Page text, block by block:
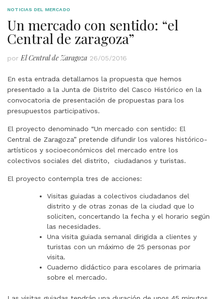
NOTICIAS DEL MERCADO
Un mercado con sentido: “el
Central de zaragoza”
por El Central de Zaragoza 26/05/2016
En esta entrada detallamos la propuesta que hemos
presentado a la Junta de Distrito del Casco Histórico en la
convocatoria de presentación de propuestas para los
presupuestos participativos.
El proyecto denominado “Un mercado con sentido: El
Central de Zaragoza” pretende difundir los valores histórico-
artísticos y socioeconómicos del mercado entre los
colectivos sociales del distrito, ciudadanos y turistas.
El proyecto contempla tres de acciones:
Visitas guiadas a colectivos ciudadanos del
distrito y de otras zonas de la ciudad que lo
soliciten, concertando la fecha y el horario según
las necesidades.
Una visita guiada semanal dirigida a clientes y
turistas con un máximo de 25 personas por
visita.
Cuaderno didáctico para escolares de primaria
sobre el mercado.